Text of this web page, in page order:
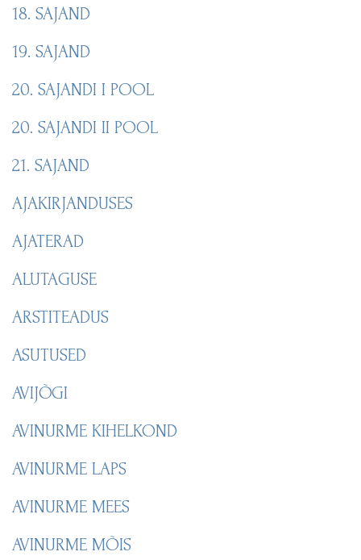
18. SAJAND
19. SAJAND
20. SAJANDI I POOL
20. SAJANDI II POOL
21. SAJAND
AJAKIRJANDUSES
AJATERAD
ALUTAGUSE
ARSTITEADUS
ASUTUSED
AVIJÕGI
AVINURME KIHELKOND
AVINURME LAPS
AVINURME MEES
AVINURME MÕIS